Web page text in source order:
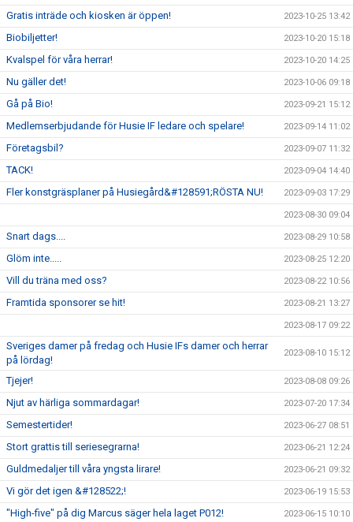
Gratis inträde och kiosken är öppen! 2023-10-25 13:42
Biobiljetter! 2023-10-20 15:18
Kvalspel för våra herrar! 2023-10-20 14:25
Nu gäller det! 2023-10-06 09:18
Gå på Bio! 2023-09-21 15:12
Medlemserbjudande för Husie IF ledare och spelare! 2023-09-14 11:02
Företagsbil? 2023-09-07 11:32
TACK! 2023-09-04 14:40
Fler konstgräsplaner på Husiegård&#128591;RÖSTA NU! 2023-09-03 17:29
2023-08-30 09:04
Snart dags.... 2023-08-29 10:58
Glöm inte..... 2023-08-25 12:20
Vill du träna med oss? 2023-08-22 10:56
Framtida sponsorer se hit! 2023-08-21 13:27
2023-08-17 09:22
Sveriges damer på fredag och Husie IFs damer och herrar
på lördag!
2023-08-10 15:12
Tjejer! 2023-08-08 09:26
Njut av härliga sommardagar! 2023-07-20 17:34
Semestertider! 2023-06-27 08:51
Stort grattis till seriesegrarna! 2023-06-21 12:24
Guldmedaljer till våra yngsta lirare! 2023-06-21 09:32
Vi gör det igen &#128522;! 2023-06-19 15:53
"High-five" på dig Marcus säger hela laget P012! 2023-06-15 10:10